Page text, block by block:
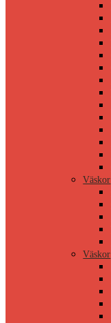
Väskor
Väskor